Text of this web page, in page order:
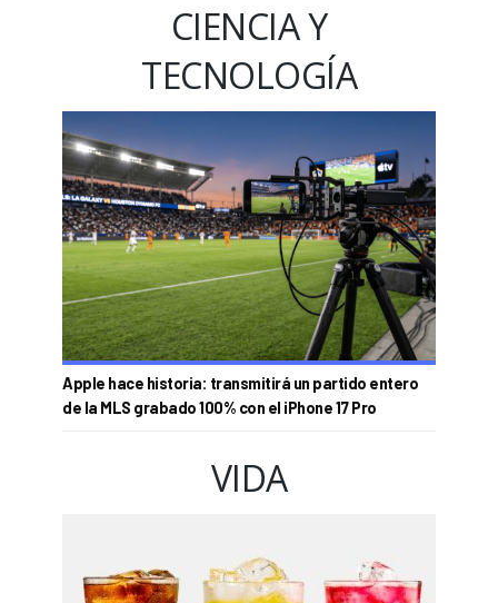
CIENCIA Y
TECNOLOGÍA
Apple hace historia: transmitirá un partido entero
de la MLS grabado 100% con el iPhone 17 Pro
VIDA